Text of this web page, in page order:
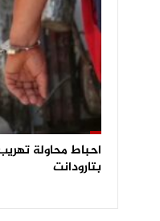
بتارودانت